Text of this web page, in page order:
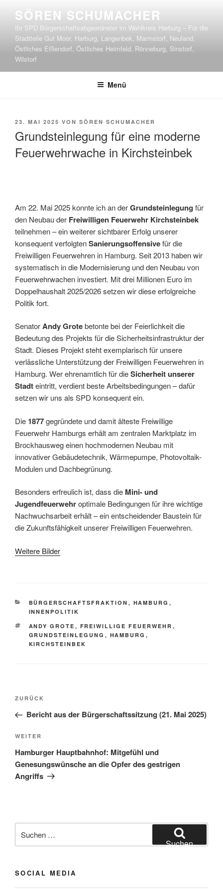
Inhalt
springen
SÖREN SCHUMACHER
Ihr SPD Bürgerschaftsabgeordneter im Wahlkreis Harburg – Für die
Stadtteile Gut Moor, Harburg, Langenbek, Marmstorf, Neuland,
Östliches Eißendorf, Östliches Heimfeld, Rönneburg, Sinstorf,
Wilstorf
Menü
VERÖFFENTLICHT
23. MAI 2025 VON SÖREN SCHUMACHER
Grundsteinlegung für eine moderne
Feuerwehrwache in Kirchsteinbek
Am 22. Mai 2025 konnte ich an derGrundsteinlegung für
den Neubau der Freiwilligen Feuerwehr Kirchsteinbek
teilnehmen – ein weiterer sichtbarer Erfolg unserer
konsequent verfolgtenSanierungsoffensivefür die
Freiwilligen Feuerwehren in Hamburg. Seit 2013 haben wir
systematisch in die Modernisierung und den Neubau von
Feuerwehrwachen investiert. Mit drei Millionen Euro im
Doppelhaushalt 2025/2026 setzen wir diese erfolgreiche
Politik fort.
SenatorAndy Grotebetonte bei der Feierlichkeit die
Bedeutung des Projekts für die Sicherheitsinfrastruktur der
Stadt. Dieses Projekt steht exemplarisch für unsere
verlässliche Unterstützung der Freiwilligen Feuerwehren in
Hamburg. Wer ehrenamtlich für dieSicherheit unserer
Stadteintritt, verdient beste Arbeitsbedingungen – dafür
setzen wir uns als SPD konsequent ein.
Die 1877gegründete und damit älteste Freiwillige
Feuerwehr Hamburgs erhält am zentralen Marktplatz im
Brockhausweg einen hochmodernen Neubau mit
innovativer Gebäudetechnik, Wärmepumpe, Photovoltaik-
Modulen und Dachbegrünung.
Besonders erfreulich ist, dass die Mini- und
Jugendfeuerwehroptimale Bedingungen für ihre wichtige
Nachwuchsarbeit erhält – ein entscheidender Baustein für
die Zukunftsfähigkeit unserer Freiwilligen Feuerwehren.
Weitere Bilder
KATEGORIEN
BÜRGERSCHAFTSFRAKTION , HAMBURG ,
INNENPOLITIK
SCHLAGWÖRTER
ANDY GROTE , FREIWILLIGE FEUERWEHR ,
GRUNDSTEINLEGUNG , HAMBURG ,
KIRCHSTEINBEK
Beitragsnavigation
Vorheriger
Beitrag
ZURÜCK
Bericht aus der Bürgerschaftssitzung (21. Mai 2025)
Nächster
Beitrag
WEITER
Hamburger Hauptbahnhof: Mitgefühl und
Genesungswünsche an die Opfer des gestrigen
Angriffs
nach:
Suchen
SOCIAL MEDIA